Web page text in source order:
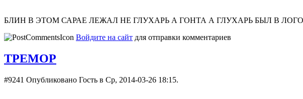
БЛИН В ЭТОМ САРАЕ ЛЕЖАЛ НЕ ГЛУХАРЬ А ГОНТА А ГЛУХАРЬ БЫЛ В
Войдите на сайт для отправки комментариев
ТРЕМОР
#9241 Опубликовано Гость в Ср, 2014-03-26 18:15.